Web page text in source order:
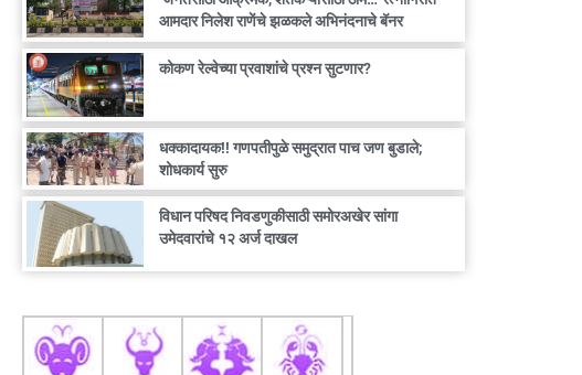
आमदार निलेश राणेंचे झळकले अभिनंदनाचे बॅनर
कोकण रेल्वेच्या प्रवाशांचे प्रश्न सुटणार?
धक्कादायक!! गणपतीपुळे समुद्रात पाच जण बुडाले;
शोधकार्य सुरु
विधान परिषद निवडणुकीसाठी समोरअखेर सांगा
उमेदवारांचे १२ अर्ज दाखल